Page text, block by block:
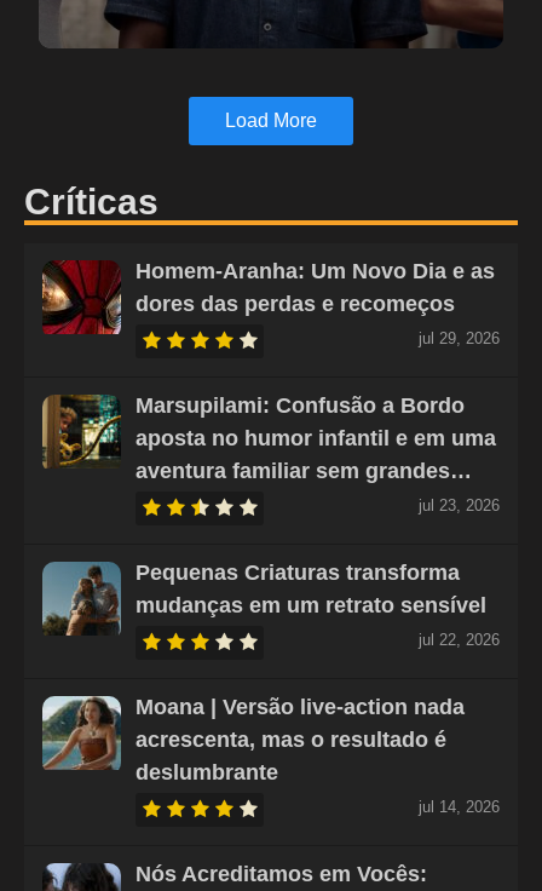
Load More
Críticas
Homem-Aranha: Um Novo Dia e as
dores das perdas e recomeços
jul 29, 2026
Marsupilami: Confusão a Bordo
aposta no humor infantil e em uma
aventura familiar sem grandes…
jul 23, 2026
Pequenas Criaturas transforma
mudanças em um retrato sensível
jul 22, 2026
Moana | Versão live-action nada
acrescenta, mas o resultado é
deslumbrante
jul 14, 2026
Nós Acreditamos em Vocês: